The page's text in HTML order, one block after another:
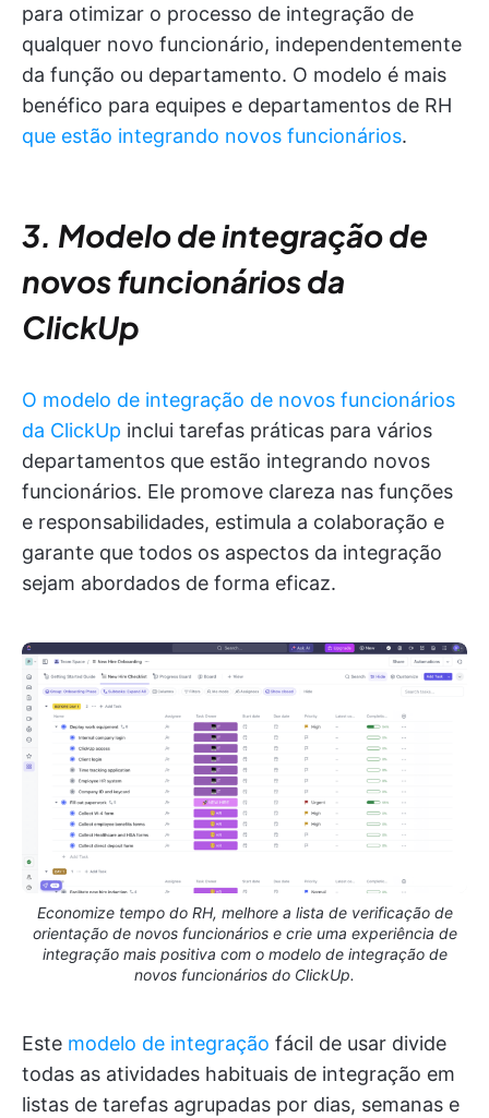
para otimizar o processo de integração de
qualquer novo funcionário, independentemente
da função ou departamento. O modelo é mais
benéfico para equipes e departamentos de RH
que estão integrando novos funcionários.
3. Modelo de integração de
novos funcionários da
ClickUp
O modelo de integração de novos funcionários
da ClickUp inclui tarefas práticas para vários
departamentos que estão integrando novos
funcionários. Ele promove clareza nas funções
e responsabilidades, estimula a colaboração e
garante que todos os aspectos da integração
sejam abordados de forma eficaz.
Economize tempo do RH, melhore a lista de verificação de
orientação de novos funcionários e crie uma experiência de
integração mais positiva com o modelo de integração de
novos funcionários do ClickUp.
Este modelo de integração fácil de usar divide
todas as atividades habituais de integração em
listas de tarefas agrupadas por dias, semanas e